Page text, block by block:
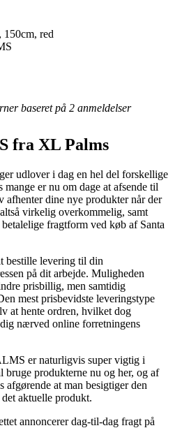
150cm, red
baseret på 2 anmeldelser
fra XL Palms
udlover i dag en hel del forskellige
er nu om dage at afsende til
afhenter dine nye produkter når der
virkelig overkommelig, samt
fragtform ved køb af Santa
bestille levering til din
på dit arbejde. Muligheden
prisbillig, men samtidig
mest prisbevidste leveringstype
at hente ordren, hvilket dog
nærved online forretningens
er naturligvis super vigtig i
produkterne nu og her, og af
afgørende at man besigtiger den
aktuelle produkt.
annoncerer dag-til-dag fragt på